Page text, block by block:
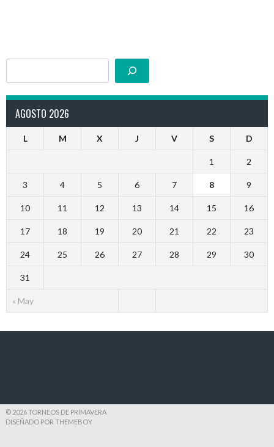
AGOSTO 2026
L M X J V S D
« May
1 2
3 4 5 6 7 8 9
10 11 12 13 14 15 16
17 18 19 20 21 22 23
24 25 26 27 28 29 30
31
© 2026 TORNEOS DE PRIMAVERA
DISEÑADO POR THEMEBOY